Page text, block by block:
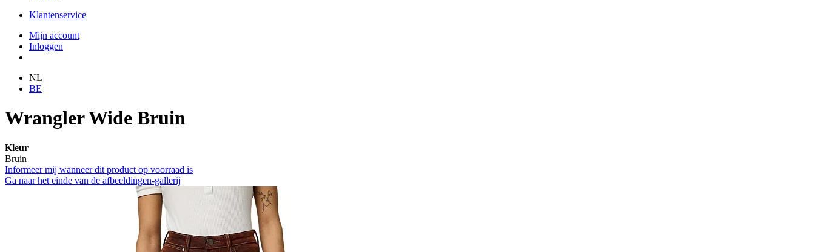
Klantenservice
Mijn account
Inloggen
NL
BE
Wrangler Wide Bruin
Kleur
Bruin
Informeer mij wanneer dit product op voorraad is
Ga naar het einde van de afbeeldingen-gallerij